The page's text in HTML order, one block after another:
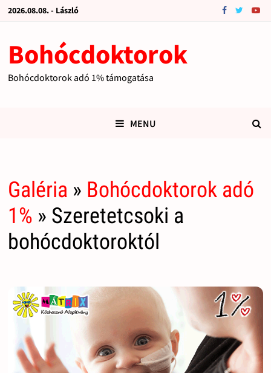
2026.08.08. - László
Bohócdoktorok
Bohócdoktorok adó 1% támogatása
MENU
Galéria » Bohócdoktorok adó
1% » Szeretetcsoki a
bohócdoktoroktól